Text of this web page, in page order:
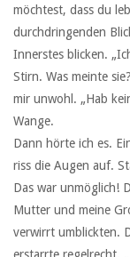
möchtest, dass du
durchdringenden
Innerstes blicken.
Stirn. Was meinte
mir unwohl. „Hab
Wange.
Dann hörte ich es.
riss die Augen auf.
Das war unmöglich!
Mutter und meine
verwirrt umblickten.